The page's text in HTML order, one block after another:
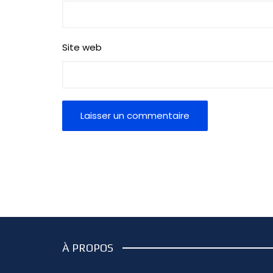
Site web
À PROPOS